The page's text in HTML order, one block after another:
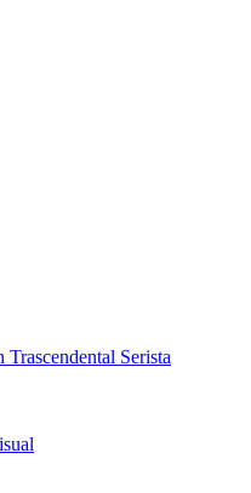
Trascendental Serista